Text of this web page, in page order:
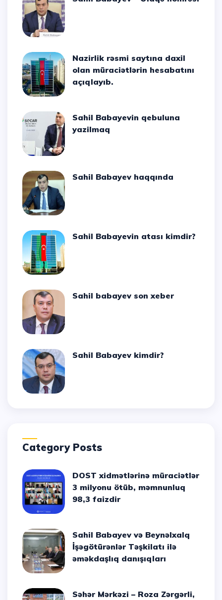
Nazirlik rəsmi saytına daxil
olan müraciətlərin hesabatını
açıqlayıb.
Sahil Babayevin qebuluna
yazilmaq
Sahil Babayev haqqında
Sahil Babayevin atası kimdir?
Sahil babayev son xeber
Sahil Babayev kimdir?
Category Posts
DOST xidmətlərinə müraciətlər
3 milyonu ötüb, məmnunluq
98,3 faizdir
Sahil Babayev və Beynəlxalq
İşəgötürənlər Təşkilatı ilə
əməkdaşlıq danışıqları
Səhər Mərkəzi – Roza Zərgərli,